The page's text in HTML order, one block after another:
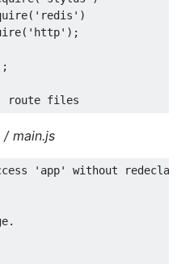
( 'redis' )
( 'http' );
route files
/ main.js
'app' without